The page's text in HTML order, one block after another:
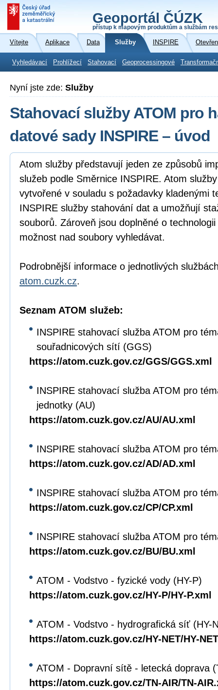
Geoportál ČÚZK
přístup k mapovým produktům a službám
Vítejte Aplikace Data Služby INSPIRE
Vyhledávací Prohlížecí Stahovací Geoprocessingové
Nyní jste zde: Služby
Stahovací služby ATOM pro
datové sady INSPIRE – úvod
Atom služby představují jeden ze způsobů
služeb podle Směrnice INSPIRE. Atom
vytvořené v souladu s požadavky kladenými
INSPIRE služby stahování dat a umožňují
souborů. Zároveň jsou doplněné o
možnost nad soubory vyhledávat.
Podrobnější informace o jednotlivých
atom.cuzk.cz.
Seznam ATOM služeb:
INSPIRE stahovací služba ATOM pro
souřadnicových sítí (GGS)
https://atom.cuzk.gov.cz/GGS/GGS.xml
INSPIRE stahovací služba ATOM pro
jednotky (AU)
https://atom.cuzk.gov.cz/AU/AU.xml
INSPIRE stahovací služba ATOM pro
https://atom.cuzk.gov.cz/AD/AD.xml
INSPIRE stahovací služba ATOM pro
https://atom.cuzk.gov.cz/CP/CP.xml
INSPIRE stahovací služba ATOM pro
https://atom.cuzk.gov.cz/BU/BU.xml
ATOM - Vodstvo - fyzické vody (HY-P)
https://atom.cuzk.gov.cz/HY-P/HY-P.xml
ATOM - Vodstvo - hydrografická síť (HY-
https://atom.cuzk.gov.cz/HY-NET/HY-
ATOM - Dopravní sítě - letecká doprava
https://atom.cuzk.gov.cz/TN-AIR/TN-